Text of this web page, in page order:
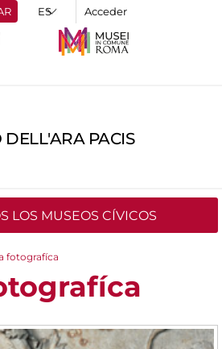
Acceder
DELL'ARA PACIS
LOS MUSEOS CÍVICOS
fotografíca